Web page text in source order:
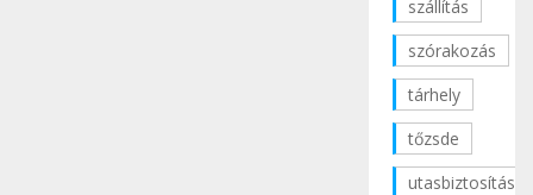
szállítás
szórakozás
tárhely
tőzsde
utasbiztosítás